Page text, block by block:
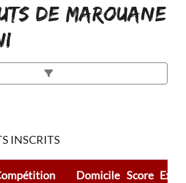
DE MAROUANE
INSCRITS
Domicile Score